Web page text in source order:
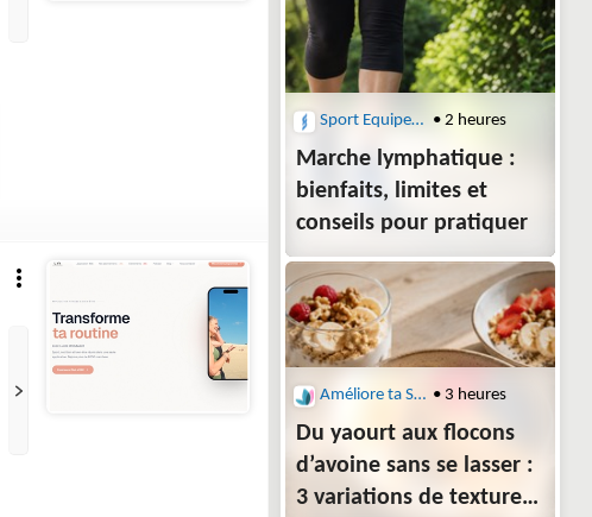
pris une texture de
glacier italien
Sport Equipements • 2 heures
Marche lymphatique :
bienfaits, limites et
conseils pour pratiquer
Améliore ta Santé : Régime Alimentaire • 3 heures
Du yaourt aux flocons
d’avoine sans se lasser :
3 variations de texture